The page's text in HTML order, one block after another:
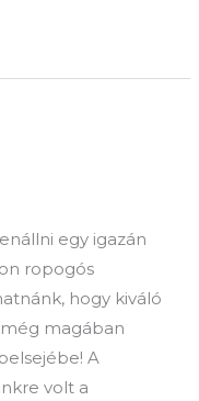
egy igazán
ropogós
hogy kiváló
magában
A
volt a